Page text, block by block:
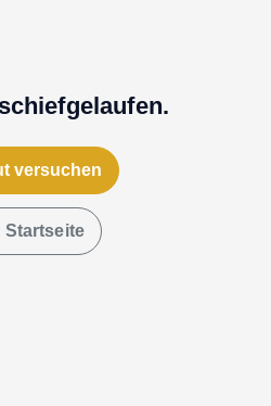
versuchen
Startseite